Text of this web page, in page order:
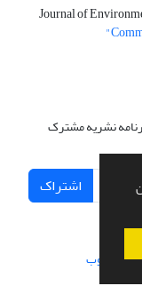
Journal of
نشریه مشترک
اشتراک
از سیناوب